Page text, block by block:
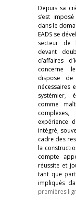
Depuis sa
s’est
dans le
EADS se
secteur de
devant
d’affaires
concerne
dispose de
nécessaires
systémier,
comme
expérience
intégré,
cadre des
la
compte
réussite et
tant que
impliqués
premières